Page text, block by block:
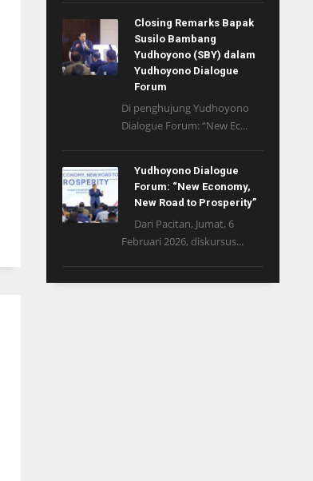
Closing Remarks Bapak
Susilo Bambang
Yudhoyono (SBY) dalam
Yudhoyono Dialogue
Forum
Di penghujung Yudhoyono
Dialogue Forum: “New Ec...
Yudhoyono Dialogue
Forum: “New Economy,
New Road to Prosperity”
Dari Pacitan, Jumat, 6
Februari 2026, diskursus...